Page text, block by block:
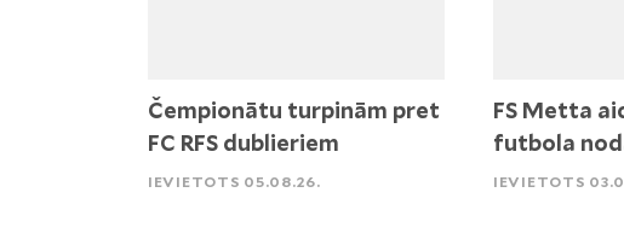
Čempionātu turpinām pret
FC RFS dublieriem
IEVIETOTS 05.08.26.
FS Metta
futbola
IEVIETOTS